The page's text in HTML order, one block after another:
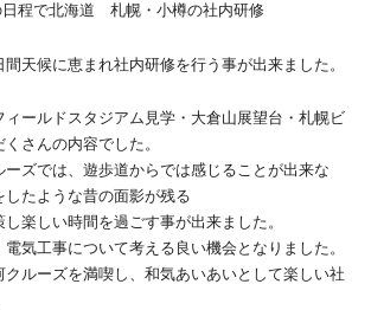
日程で北海道 札幌・小樽の社内研修
天候に恵まれ社内研修を行う事が出来ました。
ールドスタジアム見学・大倉山展望台・札幌ビ
さんの内容でした。
ズでは、遊歩道からでは感じることが出来な
たような昔の面影が残る
楽しい時間を過ごす事が出来ました。
気工事について考える良い機会となりました。
クルーズを満喫し、和気あいあいとして楽しい社